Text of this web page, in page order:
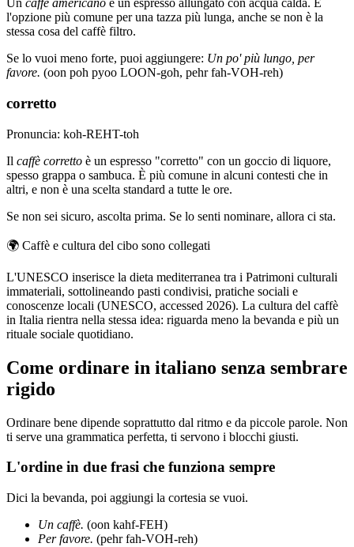
Un caffè americano è un espresso allungato con acqua calda. È
l'opzione più comune per una tazza più lunga, anche se non è la
stessa cosa del caffè filtro.
Se lo vuoi meno forte, puoi aggiungere: Un po' più lungo, per
favore. (oon poh pyoo LOON-goh, pehr fah-VOH-reh)
corretto
Pronuncia: koh-REHT-toh
Il caffè corretto è un espresso "corretto" con un goccio di liquore,
spesso grappa o sambuca. È più comune in alcuni contesti che in
altri, e non è una scelta standard a tutte le ore.
Se non sei sicuro, ascolta prima. Se lo senti nominare, allora ci sta.
🌍 Caffè e cultura del cibo sono collegati
L'UNESCO inserisce la dieta mediterranea tra i Patrimoni culturali
immateriali, sottolineando pasti condivisi, pratiche sociali e
conoscenze locali (UNESCO, accessed 2026). La cultura del caffè
in Italia rientra nella stessa idea: riguarda meno la bevanda e più un
rituale sociale quotidiano.
Come ordinare in italiano senza sembrare
rigido
Ordinare bene dipende soprattutto dal ritmo e da piccole parole. Non
ti serve una grammatica perfetta, ti servono i blocchi giusti.
L'ordine in due frasi che funziona sempre
Dici la bevanda, poi aggiungi la cortesia se vuoi.
Un caffè. (oon kahf-FEH)
Per favore. (pehr fah-VOH-reh)